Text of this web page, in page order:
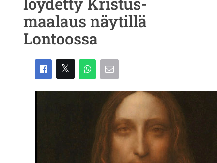
maalaus näytillä
Lontoossa